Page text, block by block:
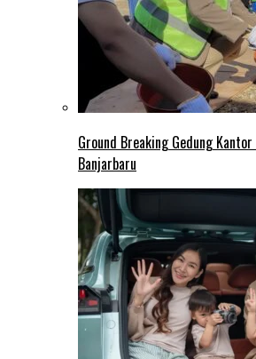
Ground Breaking Gedung
Banjarbaru